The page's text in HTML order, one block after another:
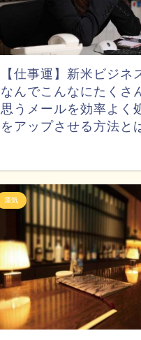
【仕事運】新米ビジネ
なんでこんなにたくさ
思うメールを効率よく
をアップさせる方法と
運気